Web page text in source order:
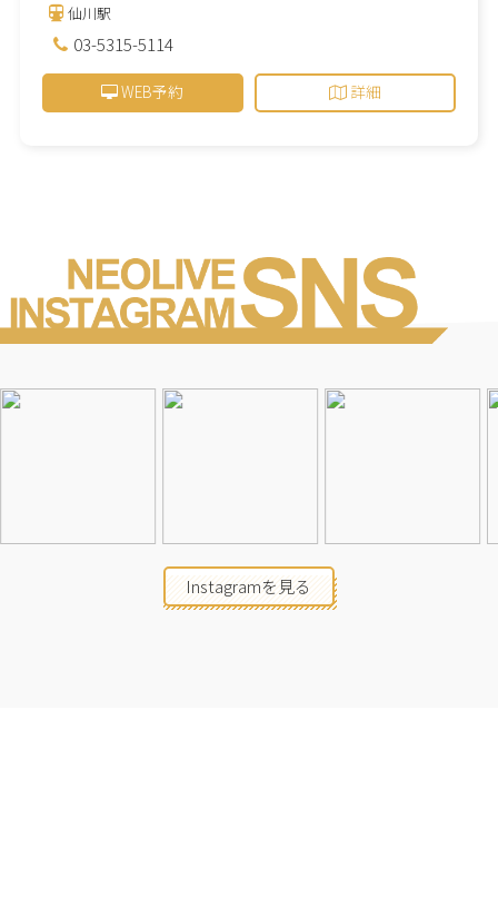
仙川駅
03-5315-5114
WEB予約 詳細
Instagramを見る